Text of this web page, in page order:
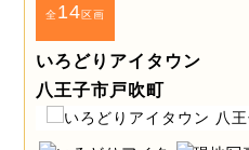
全14区画
いろどりアイタウン
八王子市戸吹町